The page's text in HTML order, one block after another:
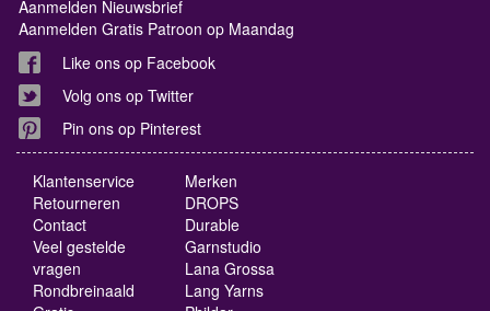
Aanmelden Nieuwsbrief
Aanmelden Gratis Patroon op Maandag
Like ons op Facebook
Volg ons op Twitter
Pin ons op Pinterest
Klantenservice
Retourneren
Contact
Veel gestelde
vragen
Rondbreinaald
Merken
DROPS
Durable
Garnstudio
Lana Grossa
Lang Yarns